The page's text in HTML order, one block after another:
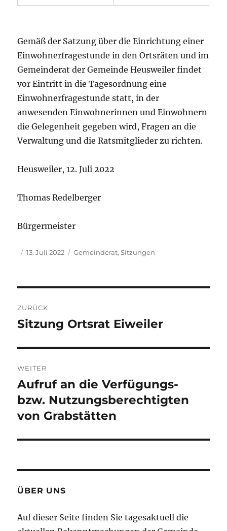
Gemäß der Satzung über die Einrichtung einer
Einwohnerfragestunde in den Ortsräten und im
Gemeinderat der Gemeinde Heusweiler findet
vor Eintritt in die Tagesordnung eine
Einwohnerfragestunde statt, in der
anwesenden Einwohnerinnen und Einwohnern
die Gelegenheit gegeben wird, Fragen an die
Verwaltung und die Ratsmitglieder zu richten.
Heusweiler, 12. Juli 2022
Thomas Redelberger
Bürgermeister
AutorVeröffentlicht
13. Juli 2022 Kategorien
Gemeinderat,Sitzungen
ZURÜCK
Vorheriger
Sitzung Ortsrat Eiweiler
WEITER
Nächster
Beitrag:
Aufruf an die Verfügungs-
bzw. Nutzungsberechtigten
von Grabstätten
ÜBER UNS
Auf dieser Seite finden Sie tagesaktuell die